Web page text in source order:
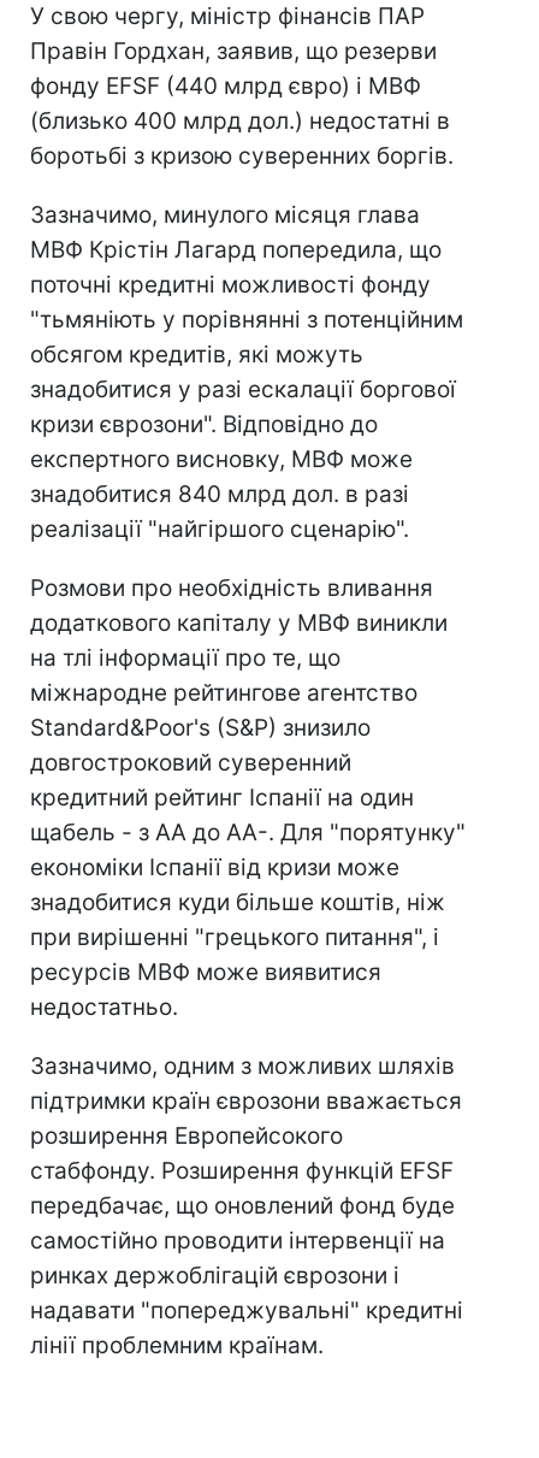
У свою чергу, міністр фінансів ПАР
Правін Гордхан, заявив, що резерви
фонду EFSF (440 млрд євро) і МВФ
(близько 400 млрд дол.) недостатні в
боротьбі з кризою суверенних боргів.
Зазначимо, минулого місяця глава
МВФ Крістін Лагард попередила, що
поточні кредитні можливості фонду
"тьмяніють у порівнянні з потенційним
обсягом кредитів, які можуть
знадобитися у разі ескалації боргової
кризи єврозони". Відповідно до
експертного висновку, МВФ може
знадобитися 840 млрд дол. в разі
реалізації "найгіршого сценарію".
Розмови про необхідність вливання
додаткового капіталу у МВФ виникли
на тлі інформації про те, що
міжнародне рейтингове агентство
Standard&Poor's (S&P) знизило
довгостроковий суверенний
кредитний рейтинг Іспанії на один
щабель - з АА до АА-. Для "порятунку"
економіки Іспанії від кризи може
знадобитися куди більше коштів, ніж
при вирішенні "грецького питання", і
ресурсів МВФ може виявитися
недостатньо.
Зазначимо, одним з можливих шляхів
підтримки країн єврозони вважається
розширення Европейсокого
стабфонду. Розширення функцій EFSF
передбачає, що оновлений фонд буде
самостійно проводити інтервенції на
ринках держоблігацій єврозони і
надавати "попереджувальні" кредитні
лінії проблемним країнам.